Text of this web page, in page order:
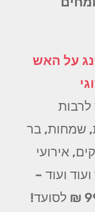
על האש
שמחות, בר
אירועי
ועוד –
בכל טווחי המחיר והחל מ 99 ₪ לסועד!